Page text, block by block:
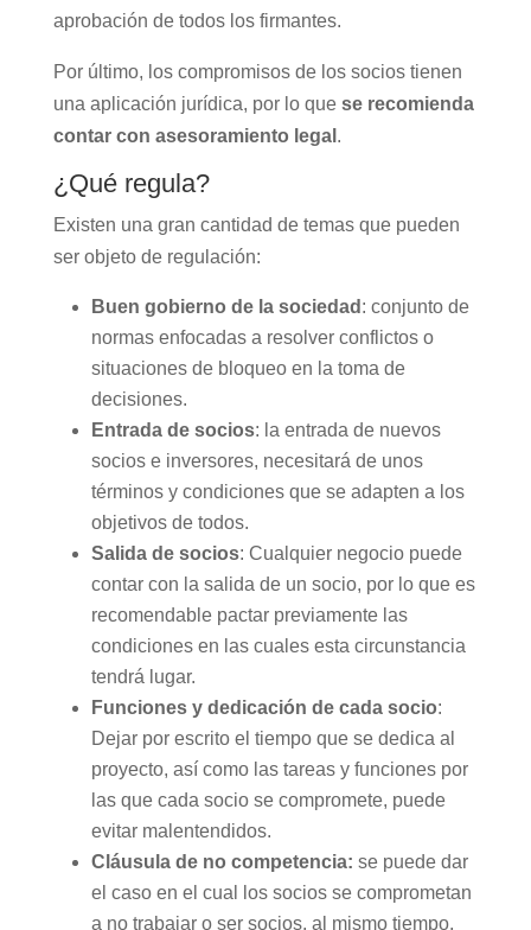
aprobación de todos los firmantes.
Por último, los compromisos de los socios tienen
una aplicación jurídica, por lo que se recomienda
contar con asesoramiento legal .
¿Qué regula?
Existen una gran cantidad de temas que pueden
ser objeto de regulación:
Buen gobierno de la sociedad : conjunto de
normas enfocadas a resolver conflictos o
situaciones de bloqueo en la toma de
decisiones.
Entrada de socios: la entrada de nuevos
socios e inversores, necesitará de unos
términos y condiciones que se adapten a los
objetivos de todos.
Salida de socios: Cualquier negocio puede
contar con la salida de un socio, por lo que es
recomendable pactar previamente las
condiciones en las cuales esta circunstancia
tendrá lugar.
Funciones y dedicación de cada socio:
Dejar por escrito el tiempo que se dedica al
proyecto, así como las tareas y funciones por
las que cada socio se compromete, puede
evitar malentendidos.
Cláusula de no competencia: se puede dar
el caso en el cual los socios se comprometan
a no trabajar o ser socios, al mismo tiempo,